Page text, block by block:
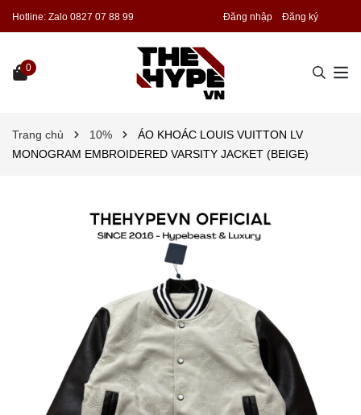
Hotline: Zalo 0827 07 88 99 Đăng nhập Đăng ký
0
Trang chủ 10%
ÁO KHOÁC LOUIS VUITTON LV
MONOGRAM EMBROIDERED VARSITY JACKET (BEIGE)